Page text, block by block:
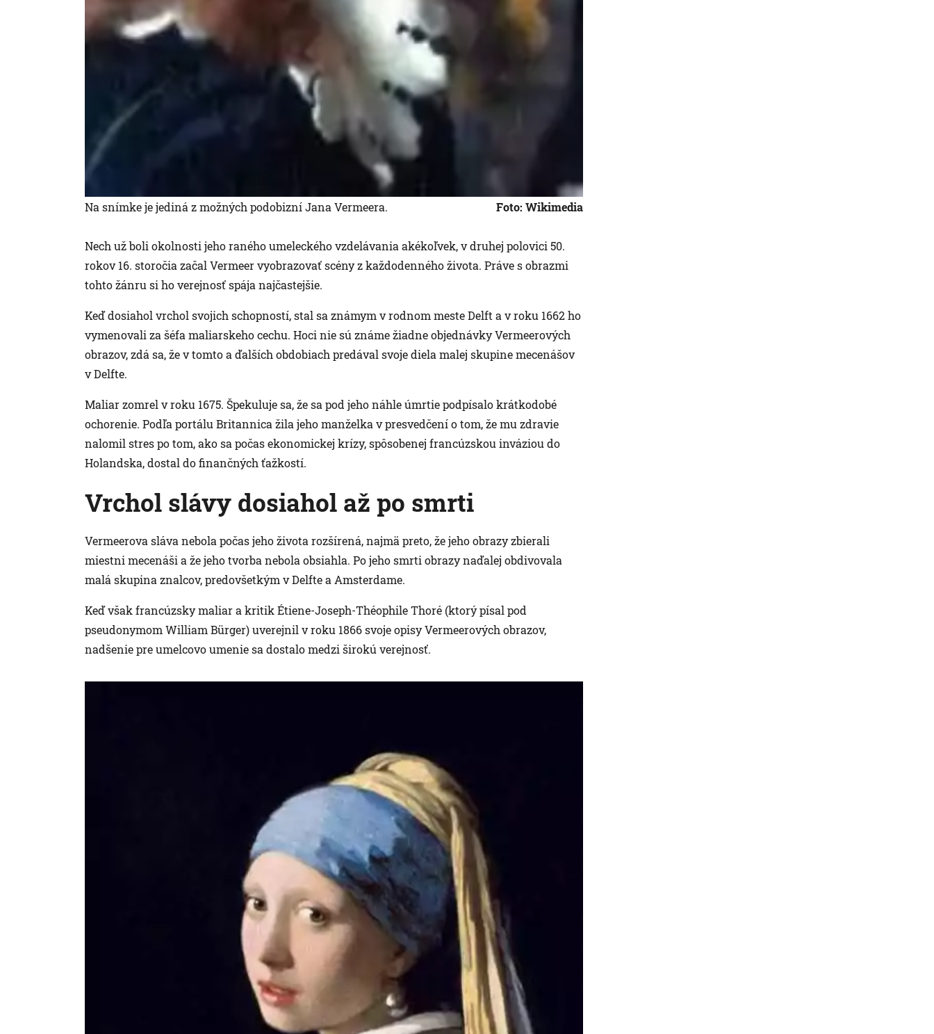
Na snímke je jediná z možných podobizní Jana Vermeera. Foto: Wikimedia
Nech už boli okolnosti jeho raného umeleckého vzdelávania akékoľvek, v druhej polovici 50.
rokov 16. storočia začal Vermeer vyobrazovať scény z každodenného života. Práve s obrazmi
tohto žánru si ho verejnosť spája najčastejšie.
Keď dosiahol vrchol svojich schopností, stal sa známym v rodnom meste Delft a v roku 1662 ho
vymenovali za šéfa maliarskeho cechu. Hoci nie sú známe žiadne objednávky Vermeerových
obrazov, zdá sa, že v tomto a ďalších obdobiach predával svoje diela malej skupine mecenášov
v Delfte.
Maliar zomrel v roku 1675. Špekuluje sa, že sa pod jeho náhle úmrtie podpísalo krátkodobé
ochorenie. Podľa portálu Britannica žila jeho manželka v presvedčení o tom, že mu zdravie
nalomil stres po tom, ako sa počas ekonomickej krízy, spôsobenej francúzskou inváziou do
Holandska, dostal do finančných ťažkostí.
Vrchol slávy dosiahol až po smrti
Vermeerova sláva nebola počas jeho života rozšírená, najmä preto, že jeho obrazy zbierali
miestni mecenáši a že jeho tvorba nebola obsiahla. Po jeho smrti obrazy naďalej obdivovala
malá skupina znalcov, predovšetkým v Delfte a Amsterdame.
Keď však francúzsky maliar a kritik Étiene-Joseph-Théophile Thoré (ktorý písal pod
pseudonymom William Bürger) uverejnil v roku 1866 svoje opisy Vermeerových obrazov,
nadšenie pre umelcovo umenie sa dostalo medzi širokú verejnosť.